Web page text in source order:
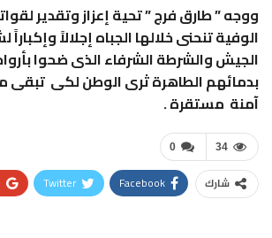
ووجه ” طارق فرج ” تحية إعزاز وتقدير
الوفية تنحنى خلالها الجباه إجلالاً
الجيش والشرطة الشرفاء الذى ضحوا
بدمائهم الطاهرة ثرى الوطن لكى تبقى
آمنة مستقرة .
0 34
شارك Facebook
Twitter